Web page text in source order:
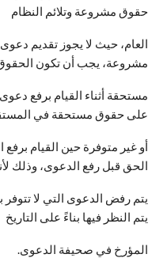
حقوق مشروعة وتلائم النظام
العام، حيث لا يجوز تقديم
مشروعة، يجب أن تكون
مستحقة أثناء القيام برفع
على حقوق مستحقة في
أو غير متوفرة حين القيام
الحق قبل رفع الدعوى، وذلك
يتم رفض الدعوى التي لا
يتم النظر فيها بناءً على التاريخ
المؤرخ في صحيفة الدعوى.